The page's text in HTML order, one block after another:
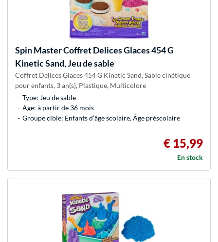
Spin MasterCoffret Delices Glaces 454 G
Kinetic Sand, Jeu de sable
Coffret Delices Glaces 454 G Kinetic Sand, Sable cinétique
pour enfants, 3 an(s), Plastique, Multicolore
Type: Jeu de sable
Age: à partir de 36 mois
Groupe cible: Enfants d’âge scolaire, Âge préscolaire
€ 15,99
En stock